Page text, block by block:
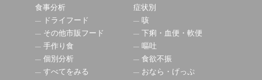
食事分析
ドライフード
その他市販フード
手作り食
個別分析
すべてをみる
症状別
咳
下痢・血便・軟便
嘔吐
食欲不振
おなら・げっぷ